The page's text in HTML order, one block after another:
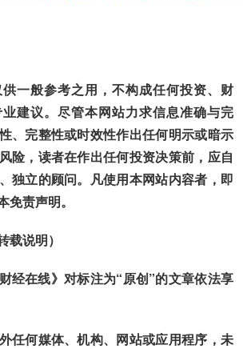
一般参考之用，不构成任何投资、财
建议。尽管本网站力求信息准确与完
、完整性或时效性作出任何明示或暗示
险，读者在作出任何投资决策前，应自
独立的顾问。凡使用本网站内容者，即
免责声明。
载说明）
经在线》对标注为“原创”的文章依法享
任何媒体、机构、网站或应用程序，未